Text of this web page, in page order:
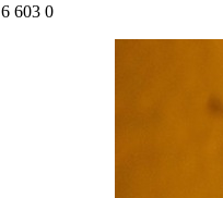
6 603 0